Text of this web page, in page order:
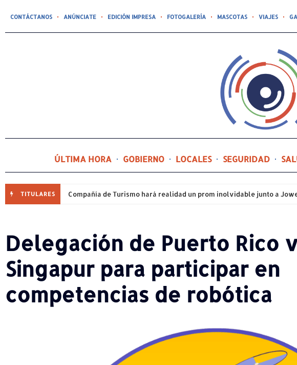
CONTÁCTANOS ANÚNCIATE EDICIÓN IMPRESA FOTOGALERÍA MASCOTAS VIAJES
ÚLTIMA HORA GOBIERNO LOCALES SEGURIDAD
TITULARES
Delegación de Puerto Rico
Singapur para participar en
competencias de robótica